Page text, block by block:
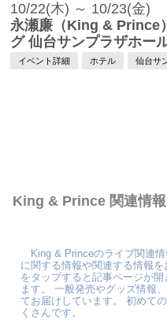
10/22(木) ～ 10/23(金)
永瀬廉（King & Prince
グ 仙台サンプラザホー
イベント詳細 ホテル 仙台サ
King & Prince 関連情
King & Princeのライブ関連
に関する情報や関連する情報
をタップすると記事ページが
ます。 一般発売やグッズ情報
てお届けしています。 初めて
くさんです。